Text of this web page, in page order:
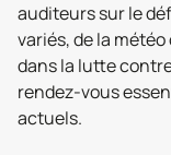
auditeurs sur le
variés, de la
dans la lutte
rendez-vous
actuels.